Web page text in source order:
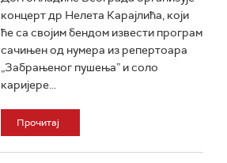
концерт др Нелета Карајлића, који
ће са својим бендом извести програм
сачињен од нумера из репертоара
„Забрањеног пушења” и соло
каријере...
Прочитај